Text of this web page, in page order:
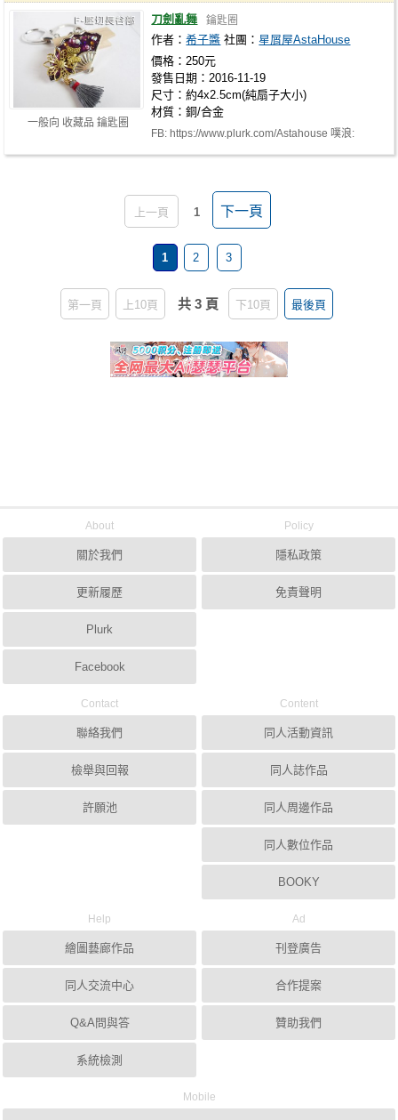
一般向 收藏品 鑰匙圈
刀劍亂舞 鑰匙圈
作者：希子醬 社團：星屑屋AstaHouse
價格：250元
發售日期：2016-11-19
尺寸：約4x2.5cm(純扇子大小)
材質：銅/合金
FB: https://www.plurk.com/Astahouse 噗浪:
上一頁 1 下一頁
1 2 3
第一頁 上10頁 共 3 頁 下10頁 最後頁
About
關於我們
更新履歷
Plurk
Facebook
Policy
隱私政策
免責聲明
Contact
聯絡我們
檢舉與回報
許願池
Content
同人活動資訊
同人誌作品
同人周邊作品
同人數位作品
BOOKY
Help
繪圖藝廊作品
同人交流中心
Q&A問與答
系統檢測
Ad
刊登廣告
合作提案
贊助我們
Mobile